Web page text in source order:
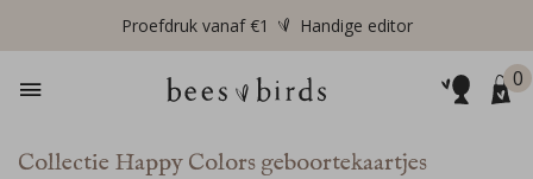
Proefdruk vanaf €1 Handige editor
0
Collectie Happy Colors geboortekaartjes